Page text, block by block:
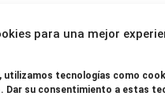
para una mejor
utilizamos tecnologías como
Dar su consentimiento a estas